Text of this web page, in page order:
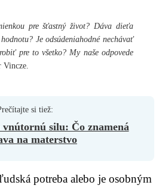
pre šťastný život? Dáva dieťa
Je odsúdeniahodné nechávať
pre to všetko? My naše odpovede
silu: Čo znamená
na materstvo
potreba alebo je osobným